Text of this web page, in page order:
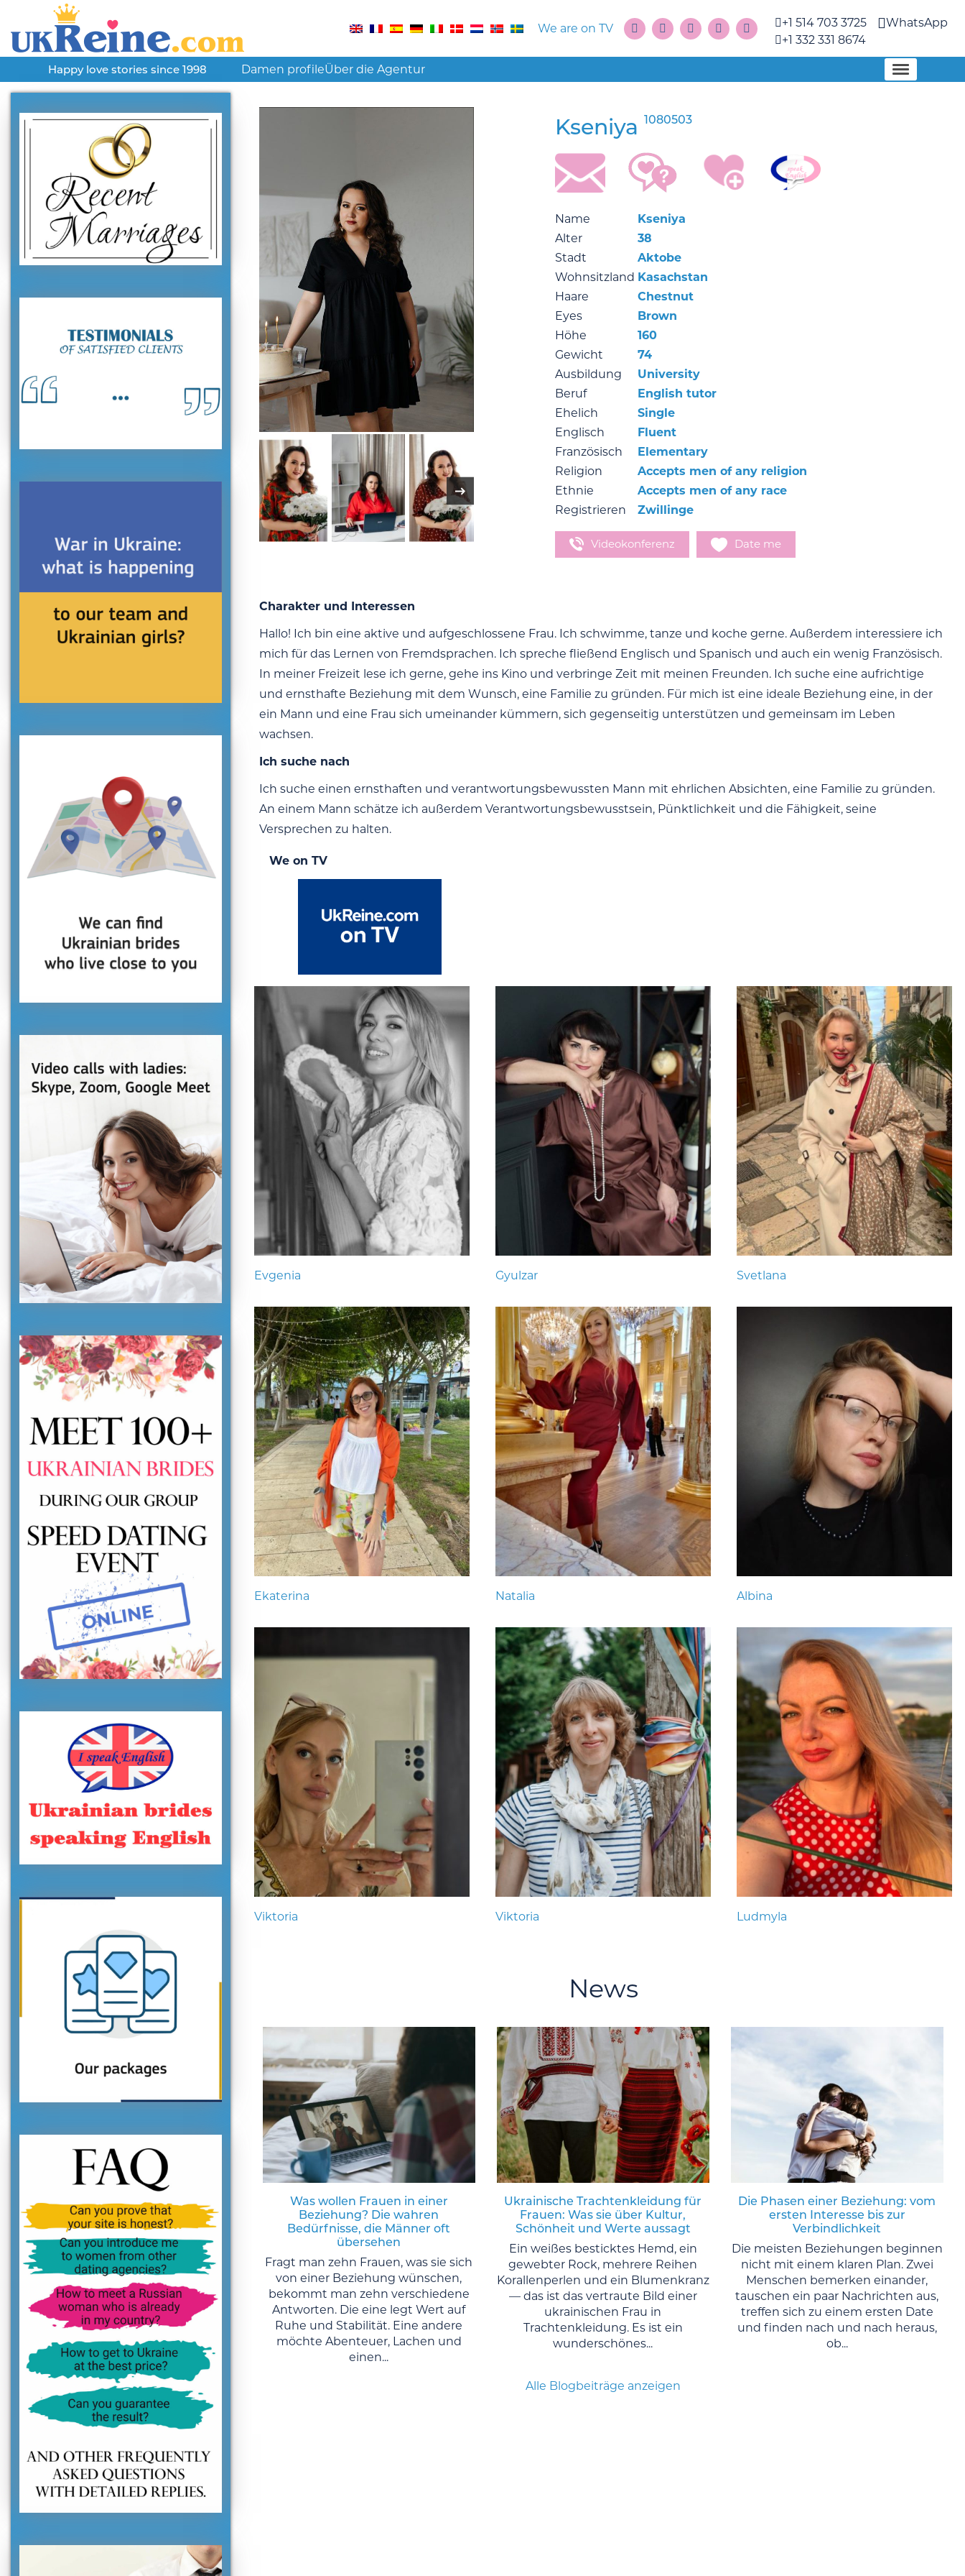
We are on TV
+1 514 703 3725
+1 332 331 8674
WhatsApp
Happy love stories since 1998 Damen profileÜber die Agentur
Kseniya 1080503
Name
Kseniya
Alter
38
Stadt
Aktobe
Wohnsitzland Kasachstan
Haare
Chestnut
Eyes
Brown
Höhe
160
Gewicht
74
Ausbildung
University
Beruf
English tutor
Ehelich
Single
Englisch
Fluent
Französisch
Elementary
Religion
Accepts men of any religion
Ethnie
Accepts men of any race
Registrieren
Zwillinge
Videokonferenz Date me
Charakter und Interessen
Hallo! Ich bin eine aktive und aufgeschlossene Frau. Ich schwimme, tanze und koche gerne. Außerdem interessiere ich
mich für das Lernen von Fremdsprachen. Ich spreche fließend Englisch und Spanisch und auch ein wenig Französisch.
In meiner Freizeit lese ich gerne, gehe ins Kino und verbringe Zeit mit meinen Freunden. Ich suche eine aufrichtige
und ernsthafte Beziehung mit dem Wunsch, eine Familie zu gründen. Für mich ist eine ideale Beziehung eine, in der
ein Mann und eine Frau sich umeinander kümmern, sich gegenseitig unterstützen und gemeinsam im Leben
wachsen.
Ich suche nach
Ich suche einen ernsthaften und verantwortungsbewussten Mann mit ehrlichen Absichten, eine Familie zu gründen.
An einem Mann schätze ich außerdem Verantwortungsbewusstsein, Pünktlichkeit und die Fähigkeit, seine
Versprechen zu halten.
We on TV
Evgenia Gyulzar Svetlana
Ekaterina Natalia Albina
Viktoria Viktoria Ludmyla
News
Was wollen Frauen in einer
Beziehung? Die wahren
Bedürfnisse, die Männer oft
übersehen
Fragt man zehn Frauen, was sie sich
von einer Beziehung wünschen,
bekommt man zehn verschiedene
Antworten. Die eine legt Wert auf
Ruhe und Stabilität. Eine andere
möchte Abenteuer, Lachen und
einen...
Ukrainische Trachtenkleidung für
Frauen: Was sie über Kultur,
Schönheit und Werte aussagt
Ein weißes besticktes Hemd, ein
gewebter Rock, mehrere Reihen
Korallenperlen und ein Blumenkranz
— das ist das vertraute Bild einer
ukrainischen Frau in
Trachtenkleidung. Es ist ein
wunderschönes...
Die Phasen einer Beziehung: vom
ersten Interesse bis zur
Verbindlichkeit
Die meisten Beziehungen beginnen
nicht mit einem klaren Plan. Zwei
Menschen bemerken einander,
tauschen ein paar Nachrichten aus,
treffen sich zu einem ersten Date
und finden nach und nach heraus,
ob...
Alle Blogbeiträge anzeigen